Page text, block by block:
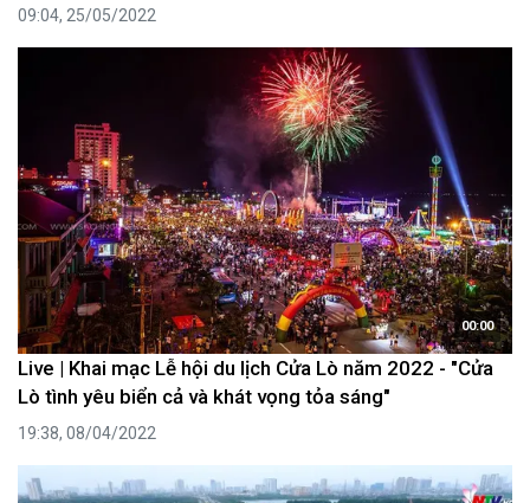
09:04, 25/05/2022
00:00
Live | Khai mạc Lễ hội du lịch Cửa Lò năm 2022 - "Cửa
Lò tình yêu biển cả và khát vọng tỏa sáng"
19:38, 08/04/2022